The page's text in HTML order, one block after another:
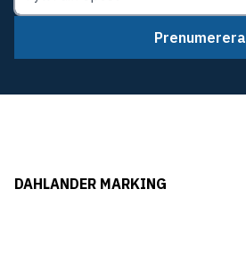
Prenumerera
DAHLANDER MARKING